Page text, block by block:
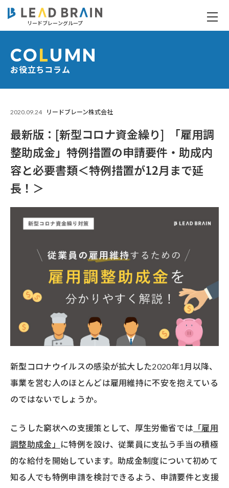
リードブレーングループ
お役立ちコラム
COLUMN
2020.09.24 リードブレーン株式会社
最新版：[新型コロナ資金繰り] 「雇用調
整助成金」特例措置の申請要件・助成内
容と必要書類＜特例措置が12月まで延
長！＞
新型コロナウイルスの感染が拡大した2020年1月以降、
事業を営む人のほとんどは雇用維持に不安を抱えている
のではないでしょうか。
こうした窮状への支援策として、厚生労働省では 「雇用
調整助成金」
に特例を設け、従業員に支払う手当の積極
的な給付を開始しています。助成金制度について初めて
知る人でも特例申請を検討できるよう、申請要件と支援